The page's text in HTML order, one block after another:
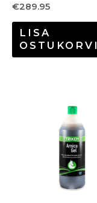
€289.95
LISA
OSTUKORVI